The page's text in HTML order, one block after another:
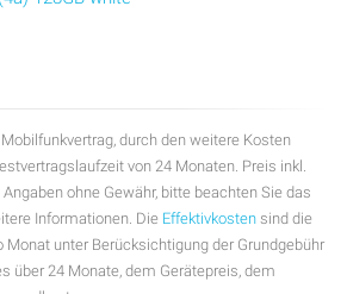
durch den weitere Kosten
von 24 Monaten. Preis inkl.
ohne Gewähr, bitte beachten Sie das
Informationen. Die Effektivkosten sind die
Monat unter Berücksichtigung der Grundgebühr
über 24 Monate, dem Gerätepreis, dem